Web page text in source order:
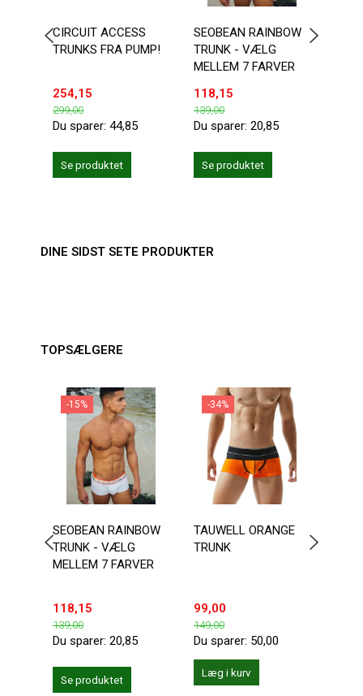
CIRCUIT ACCESS
TRUNKS FRA PUMP!
254,15
299,00
Du sparer: 44,85
Se produktet
SEOBEAN RAINBOW
TRUNK - VÆLG
MELLEM 7 FARVER
118,15
139,00
Du sparer: 20,85
Se produktet
DINE SIDST SETE PRODUKTER
TOPSÆLGERE
-15%
SEOBEAN RAINBOW
TRUNK - VÆLG
MELLEM 7 FARVER
118,15
139,00
Du sparer: 20,85
Se produktet
-34%
TAUWELL ORANGE
TRUNK
99,00
149,00
Du sparer: 50,00
Læg i kurv